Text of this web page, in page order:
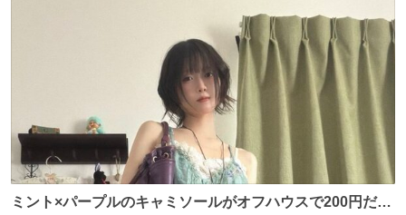
ミント×パープルのキャミソールがオフハウスで200円だっ